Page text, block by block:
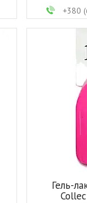
+380
Гель-